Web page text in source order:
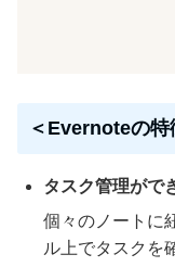
＜Evernoteの特
タスク管理がで
個々のノートに
ル上でタスクを